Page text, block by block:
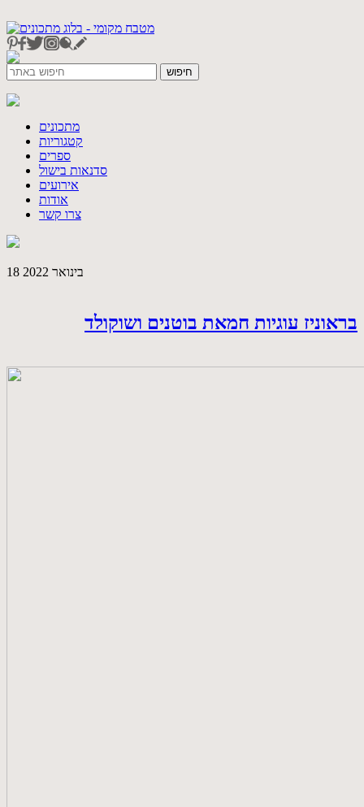
מתכונים
קטגוריות
ספרים
סדנאות בישול
אירועים
אודות
צרו קשר
18 בינואר 2022
בראוניז עוגיות חמאת בוטנים ושוקולד